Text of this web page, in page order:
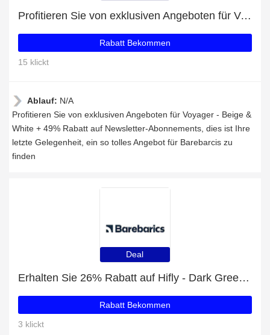
Profitieren Sie von exklusiven Angeboten für Voyager - Beige & White + 49% Rabatt auf Newsletter-Abonnements
Rabatt Bekommen
15 klickt
Ablauf: N/A
Profitieren Sie von exklusiven Angeboten für Voyager - Beige &
White + 49% Rabatt auf Newsletter-Abonnements, dies ist Ihre
letzte Gelegenheit, ein so tolles Angebot für Barebarcis zu
finden
Deal
Erhalten Sie 26% Rabatt auf Hifly - Dark Green & Grey und mehr
Rabatt Bekommen
3 klickt